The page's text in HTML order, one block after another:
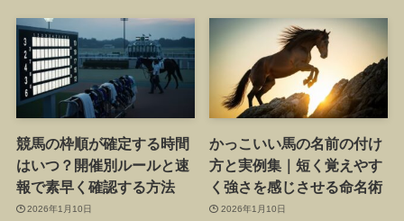
競馬の枠順が確定する時間
はいつ？開催別ルールと速
報で素早く確認する方法
2026年1月10日
かっこいい馬の名前の付け
方と実例集｜短く覚えやす
く強さを感じさせる命名術
2026年1月10日